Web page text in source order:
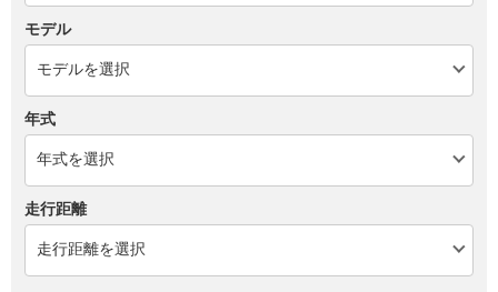
モデル
年式
走行距離